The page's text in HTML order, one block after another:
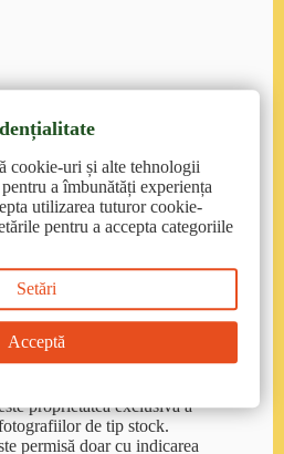
suport@pentruanimale.ro/
/0372 905 900
help/contact/
proprietatea exclusivă a
de tip stock.
permisă doar cu indicarea
cookie-uri și alte tehnologii
a îmbunătăți experiența
utilizarea tuturor cookie-
pentru a accepta categoriile
Setări
Acceptă